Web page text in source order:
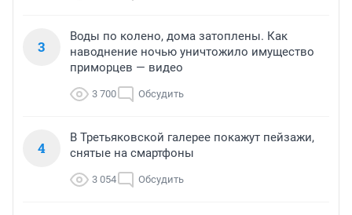
3
Воды по колено, дома затоплены. Как
наводнение ночью уничтожило имущество
приморцев — видео
3 700 Обсудить
4
В Третьяковской галерее покажут пейзажи,
снятые на смартфоны
3 054 Обсудить